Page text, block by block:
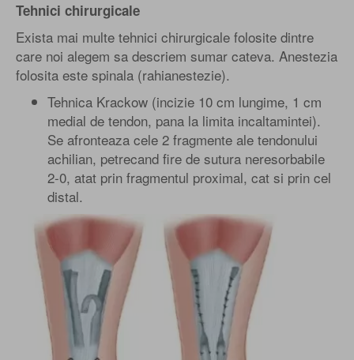
Tehnici chirurgicale
Exista mai multe tehnici chirurgicale folosite dintre
care noi alegem sa descriem sumar cateva. Anestezia
folosita este spinala (rahianestezie).
Tehnica Krackow (incizie 10 cm lungime, 1 cm
medial de tendon, pana la limita incaltamintei).
Se afronteaza cele 2 fragmente ale tendonului
achilian, petrecand fire de sutura neresorbabile
2-0, atat prin fragmentul proximal, cat si prin cel
distal.